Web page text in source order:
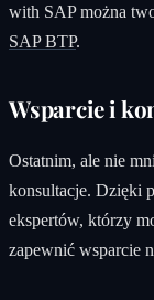
with SAP można
SAP BTP.
Wsparcie i
Ostatnim, ale nie
konsultacje. Dzięki
ekspertów, którzy
zapewnić wsparcie